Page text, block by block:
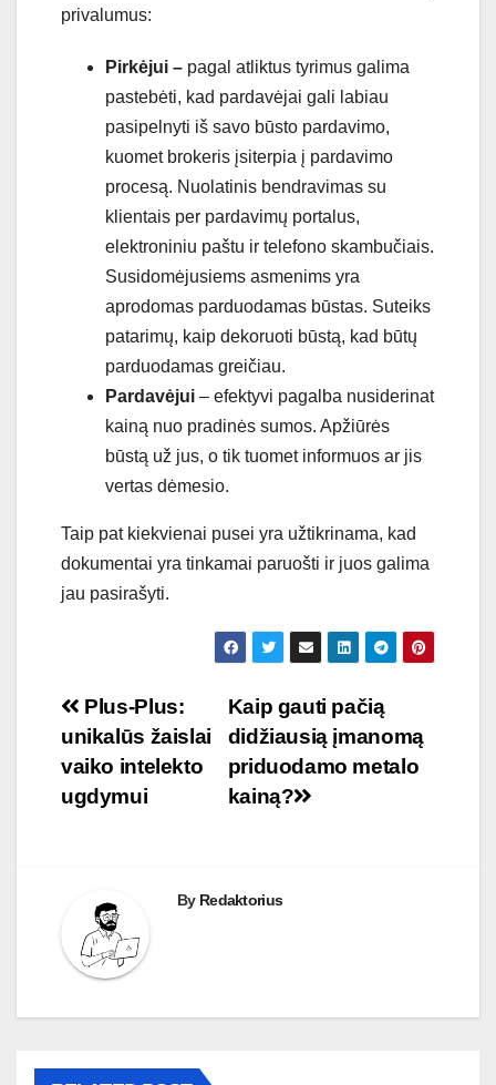
privalumus:
Pirkėjui – pagal atliktus tyrimus galima
pastebėti, kad pardavėjai gali labiau
pasipelnyti iš savo būsto pardavimo,
kuomet brokeris įsiterpia į pardavimo
procesą. Nuolatinis bendravimas su
klientais per pardavimų portalus,
elektroniniu paštu ir telefono skambučiais.
Susidomėjusiems asmenims yra
aprodomas parduodamas būstas. Suteiks
patarimų, kaip dekoruoti būstą, kad būtų
parduodamas greičiau.
Pardavėjui – efektyvi pagalba nusiderinat
kainą nuo pradinės sumos. Apžiūrės
būstą už jus, o tik tuomet informuos ar jis
vertas dėmesio.
Taip pat kiekvienai pusei yra užtikrinama, kad
dokumentai yra tinkamai paruošti ir juos galima
jau pasirašyti.
Navigacija
tarp
įrašų
Kaip gauti pačią
didžiausią įmanomą
priduodamo metalo
kainą?
Plus-Plus:
unikalūs žaislai
vaiko intelekto
ugdymui
By Redaktorius